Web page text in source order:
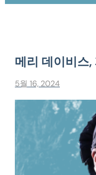
메리 데이비스,
5월 16, 2024